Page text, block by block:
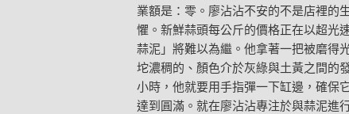
業額是：零。廖沾沾不安的不是店裡的
懼。新鮮蒜頭每公斤的價格正在以超光
蒜泥」將難以為繼。他拿著一把被磨得
坨濃稠的、顏色介於灰綠與土黃之間的
小時，他就要用手指彈一下缸邊，確保
達到圓滿。就在廖沾沾專注於與蒜泥進